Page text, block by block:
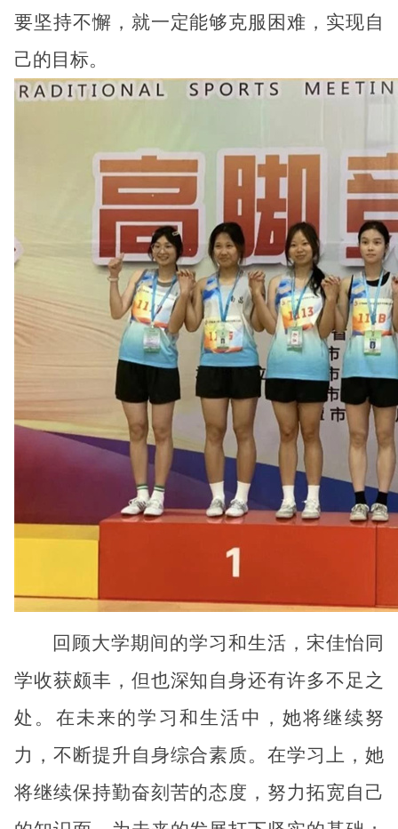
要坚持不懈，就一定能够克服困难，实现自
己的目标。
回顾大学期间的学习和生活，宋佳怡同
学收获颇丰，但也深知自身还有许多不足之
处。在未来的学习和生活中，她将继续努
力，不断提升自身综合素质。在学习上，她
将继续保持勤奋刻苦的态度，努力拓宽自己